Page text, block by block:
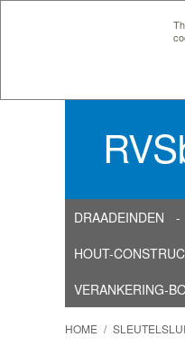
DRAADEINDEN
HOUT-
VERANKERING-
HOME /